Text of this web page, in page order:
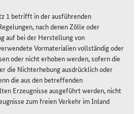
1 betrifft in der ausführenden
nach denen Zölle oder
auf bei der Herstellung von
Vormaterialien vollständig oder
oder nicht erhoben werden, sofern die
die Nichterhebung ausdrücklich oder
die aus den betreffenden
Erzeugnisse ausgeführt werden, nicht
zum freien Verkehr im Inland